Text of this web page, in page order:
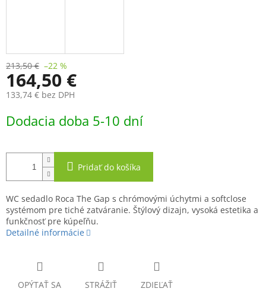
213,50 € –22 %
164,50 €
133,74 € bez DPH
cena:
Dodacia doba 5-10 dní
Pridať do košíka
WC sedadlo Roca The Gap s chrómovými úchytmi a softclose
systémom pre tiché zatváranie. Štýlový dizajn, vysoká estetika a
funkčnosť pre kúpeľňu.
Detailné informácie
OPÝTAŤ SA STRÁŽIŤ ZDIEĽAŤ